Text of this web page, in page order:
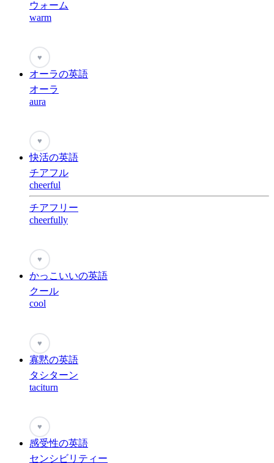
ウォーム
warm
♥
オーラの英語
オーラ
aura
♥
快活の英語
チアフル
cheerful
チアフリー
cheerfully
♥
かっこいいの英語
クール
cool
♥
寡黙の英語
タシターン
taciturn
♥
感受性の英語
センシビリティー